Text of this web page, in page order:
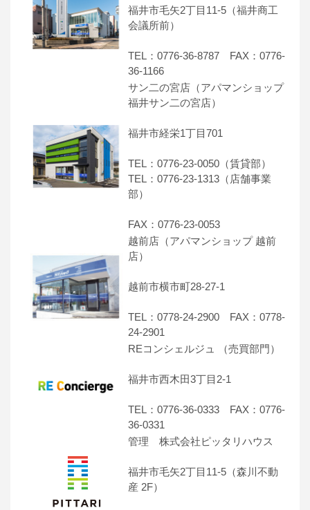
福井市毛矢2丁目11-5（福井商工
会議所前）
TEL：0776-36-8787 FAX：0776-
36-1166
サン二の宮店（アパマンショップ
福井サン二の宮店）
福井市経栄1丁目701
TEL：0776-23-0050（賃貸部）
TEL：0776-23-1313（店舗事業
部）
FAX：0776-23-0053
越前店（アパマンショップ 越前
店）
越前市横市町28-27-1
TEL：0778-24-2900 FAX：0778-
24-2901
REコンシェルジュ （売買部門）
福井市西木田3丁目2-1
TEL：0776-36-0333 FAX：0776-
36-0331
管理 株式会社ピッタリハウス
福井市毛矢2丁目11-5（森川不動
産 2F）